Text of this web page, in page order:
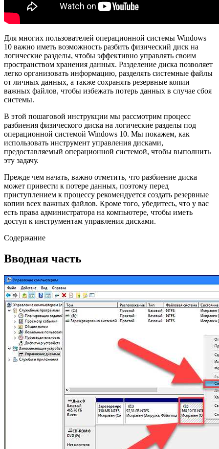
Для многих пользователей операционной системы Windows
10 важно иметь возможность разбить физический диск на
логические разделы, чтобы эффективно управлять своим
пространством хранения данных. Разделение диска позволяет
легко организовать информацию, разделять системные файлы
от личных данных, а также сохранять резервные копии
важных файлов, чтобы избежать потерь данных в случае сбоя
системы.
В этой пошаговой инструкции мы рассмотрим процесс
разбиения физического диска на логические разделы под
операционной системой Windows 10. Мы покажем, как
использовать инструмент управления дисками,
предоставляемый операционной системой, чтобы выполнить
эту задачу.
Прежде чем начать, важно отметить, что разбиение диска
может привести к потере данных, поэтому перед
приступлением к процессу рекомендуется создать резервные
копии всех важных файлов. Кроме того, убедитесь, что у вас
есть права администратора на компьютере, чтобы иметь
доступ к инструментам управления дисками.
Содержание
Вводная часть